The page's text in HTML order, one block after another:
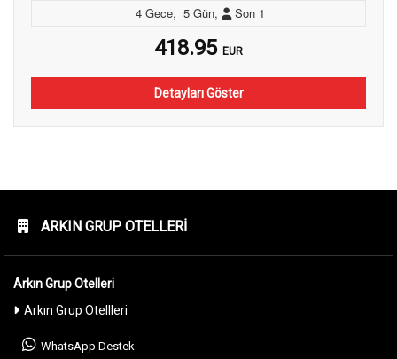
4 Gece, 5 Gün, Son 1
418.95 EUR
Detayları Göster
ARKIN GRUP OTELLERI
Arkın Grup Otelleri
Arkın Grup Otellleri
WhatsApp Destek